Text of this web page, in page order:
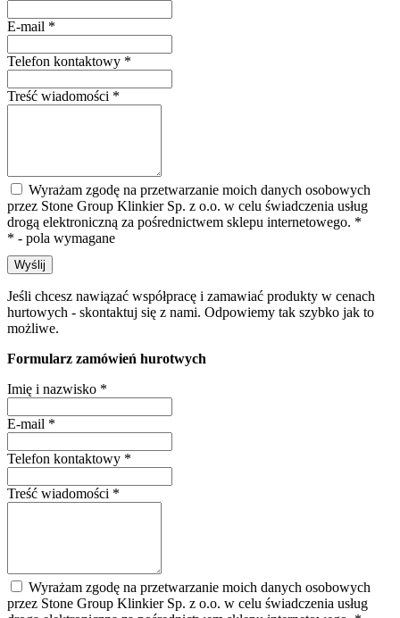
E-mail *
Telefon kontaktowy *
Treść wiadomości *
Wyrażam zgodę na przetwarzanie moich danych osobowych
przez Stone Group Klinkier Sp. z o.o. w celu świadczenia usług
drogą elektroniczną za pośrednictwem sklepu internetowego. *
* - pola wymagane
Wyślij
Jeśli chcesz nawiązać współpracę i zamawiać produkty w cenach
hurtowych - skontaktuj się z nami. Odpowiemy tak szybko jak to
możliwe.
Formularz zamówień hurotwych
Imię i nazwisko *
E-mail *
Telefon kontaktowy *
Treść wiadomości *
Wyrażam zgodę na przetwarzanie moich danych osobowych
przez Stone Group Klinkier Sp. z o.o. w celu świadczenia usług